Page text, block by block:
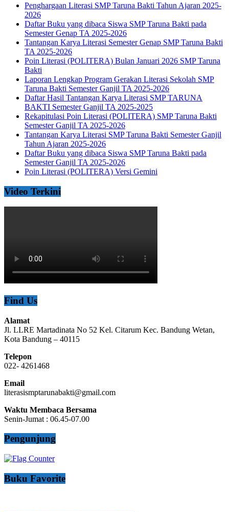
Penghargaan Literasi SMP Taruna Bakti Tahun Ajaran 2025-
2026
Daftar Buku yang dibaca Siswa SMP Taruna Bakti pada
Semester Genap TA 2025-2026
Tantangan Karya Literasi Semester Genap SMP Taruna Bakti
TA 2025-2026
Poin Literasi (POLITERA) Bulan Januari 2026 SMP Taruna
Bakti
Laporan Lengkap Program Gerakan Literasi Sekolah SMP
Taruna Bakti Semester Ganjil TA 2025-2026
Daftar Hasil Tantangan Karya Literasi SMP TARUNA
BAKTI Semester Ganjil TA 2025-2025
Rekapitulasi Poin Literasi (POLITERA) SMP Taruna Bakti
Semester Ganjil TA 2025-2026
Tantangan Karya Literasi SMP Taruna Bakti Semester Ganjil
Tahun Ajaran 2025-2026
Daftar Buku yang dibaca Siswa SMP Taruna Bakti pada
Semester Ganjil TA 2025-2026
Poin Literasi (POLITERA) Versi Gemini
Video Terkini
Find Us
Alamat
Jl. LLRE Martadinata No 52 Kel. Citarum Kec. Bandung Wetan,
Kota Bandung – 40115
Telepon
022- 4261468
Email
literasismptarunabakti@gmail.com
Waktu Membaca Bersama
Senin-Jumat : 06.45-07.00
Pengunjung
Buku Favorite